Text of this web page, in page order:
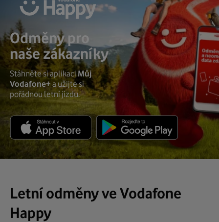
Odměny pro
naše zákazníky
Stáhněte si aplikaciMůj
Vodafone+ a užijte si
pořádnou letní jízdu.
Letní odměny ve Vodafone
Happy